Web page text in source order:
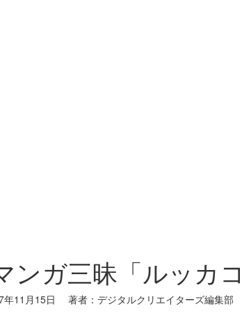
ンガ三昧「ルッカ
年11月15日 著者： デジタルクリエイターズ編集部